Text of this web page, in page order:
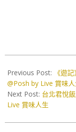
10-
01
Previous Post:
《遊
@Posh by Live 賞味
Next Post: 台北君悅
Live 賞味人生